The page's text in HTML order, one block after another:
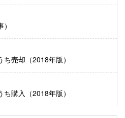
売却（2018年版）
購入（2018年版）